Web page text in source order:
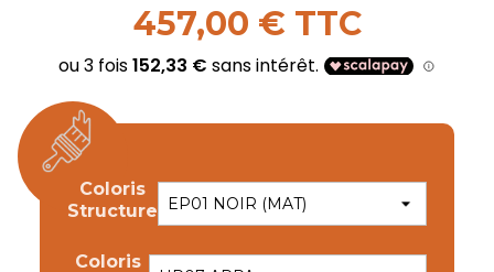
457,00 € TTC
Coloris
Structure
Coloris